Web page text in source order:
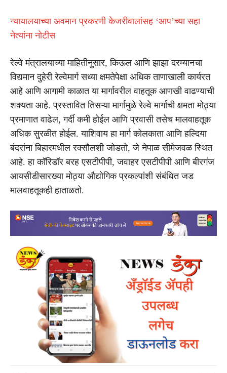
न्यायालयाच्या अवमान प्रकरणी केजरीवालांसह ‘आप’च्या सहा
नेत्यांना नोटीस
रेल्वे मंत्रालयाच्या माहितीनुसार, किऊल आणि झाझा दरम्यानचा
विद्यमान दुहेरी रेल्वेमार्ग सध्या क्षमतेपेक्षा अधिक ताणाखाली कार्यरत
आहे आणि आगामी काळात या मार्गावरील वाहतूक आणखी वाढण्याची
शक्यता आहे. प्रस्तावित तिसऱ्या मार्गामुळे रेल्वे मार्गाची क्षमता मोठ्या
प्रमाणात वाढेल, गर्दी कमी होईल आणि प्रवासी तसेच मालवाहतूक
अधिक सुरळीत होईल. याशिवाय हा मार्ग कोलकाता आणि हल्दिया
बंदरांना बिहारमधील रक्सौलशी जोडतो, जे नेपाळ सीमेजवळ स्थित
आहे. हा कॉरिडॉर बरह एसटीपीपी, जवाहर एसटीपीपी आणि बीरगंज
आयसीडीसारख्या मोठ्या औद्योगिक प्रकल्पांशी संबंधित जड
मालवाहतूकही हाताळतो.